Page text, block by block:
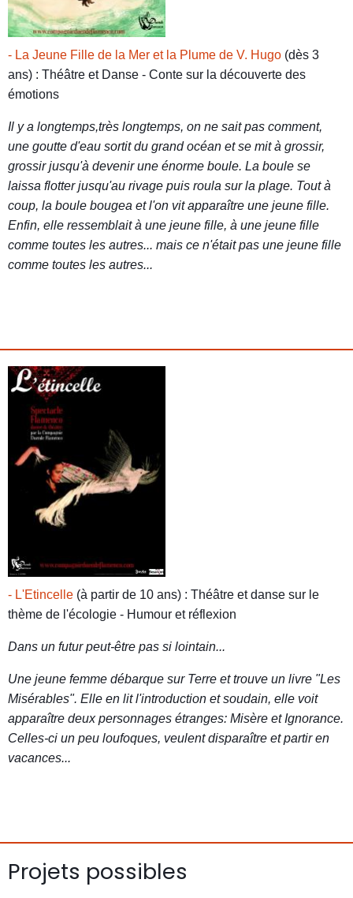
- La Jeune Fille de la Mer et la Plume de V. Hugo (dès 3
ans) : Théâtre et Danse - Conte sur la découverte des
émotions
Il y a longtemps,très longtemps, on ne sait pas comment,
une goutte d'eau sortit du grand océan et se mit à grossir,
grossir jusqu'à devenir une énorme boule. La boule se
laissa flotter jusqu'au rivage puis roula sur la plage. Tout à
coup, la boule bougea et l'on vit apparaître une jeune fille.
Enfin, elle ressemblait à une jeune fille, à une jeune fille
comme toutes les autres... mais ce n'était pas une jeune fille
comme toutes les autres...
- L'Etincelle (à partir de 10 ans) : Théâtre et danse sur le
thème de l'écologie - Humour et réflexion
Dans un futur peut-être pas si lointain...
Une jeune femme débarque sur Terre et trouve un livre "Les
Misérables". Elle en lit l'introduction et soudain, elle voit
apparaître deux personnages étranges: Misère et Ignorance.
Celles-ci un peu loufoques, veulent disparaître et partir en
vacances...
Projets possibles